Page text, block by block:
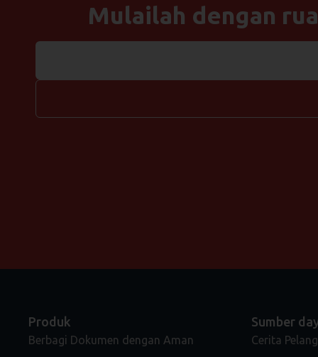
Mulailah dengan
Produk
Berbagi Dokumen dengan Aman
Sumber
Cerita